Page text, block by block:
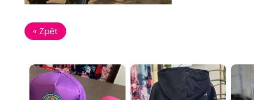
« Zpět